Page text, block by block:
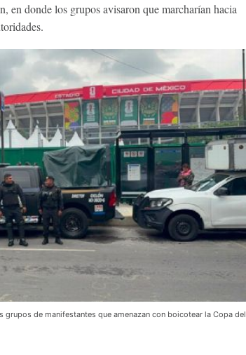
en donde los grupos avisaron que marcharían hacia
de manifestantes que amenazan con boicotear la Copa del